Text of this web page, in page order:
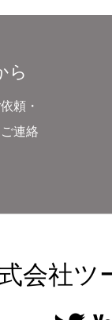
ら
頼・
連絡
会社ツ